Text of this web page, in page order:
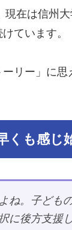
在は信州
ています。
リー」に
も感じ
ね。子ども
に後方支援